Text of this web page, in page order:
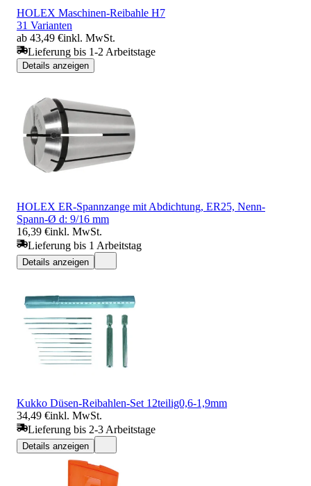
HOLEX Maschinen-Reibahle H7
31 Varianten
ab 43,49 €inkl. MwSt.
Lieferung bis 1-2 Arbeitstage
Details anzeigen
HOLEX ER-Spannzange mit Abdichtung, ER25, Nenn-
Spann-Ø d: 9/16 mm
16,39 €inkl. MwSt.
Lieferung bis 1 Arbeitstag
Details anzeigen
Kukko Düsen-Reibahlen-Set 12teilig0,6-1,9mm
34,49 €inkl. MwSt.
Lieferung bis 2-3 Arbeitstage
Details anzeigen